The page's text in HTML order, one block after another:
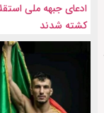
ادعای جبهه ملی
کشته شدند